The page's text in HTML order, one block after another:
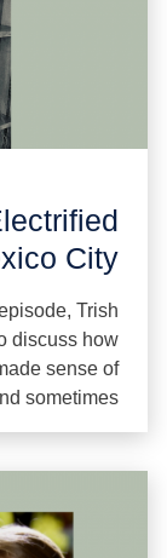
City
Trish
discuss how
sense of
sometimes…